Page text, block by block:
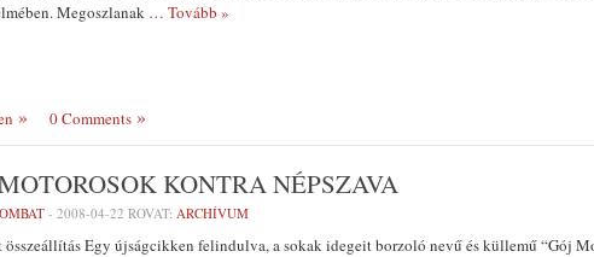
Megoszlanak … Tovább »
0 Comments
KONTRA NÉPSZAVA
- 2008-04-22 ROVAT: ARCHÍVUM
összeállítás Egy újságcikken felindulva, a sokak idegeit borzoló nevű és küllemű “Gój